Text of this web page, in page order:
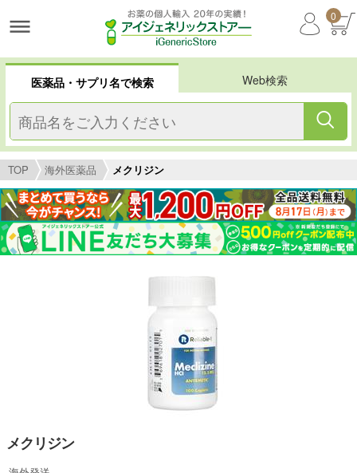
0
医薬品・サプリ名で検索 Web検索
TOP 海外医薬品 メクリジン
メクリジン